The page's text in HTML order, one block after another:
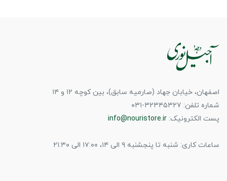
اصفهان، خیابان جهاد (صارمیه سابق)، بین کوچه ۱۲ و ۱۴
شماره تلفن: ۳۲۳۴۵۳۲۷-۰۳۱
پست الکترونیک: info@nouristore.ir
ساعات کاری: شنبه تا پنجشنبه ۹ الی ۱۴، ۱۷:۰۰ الی ۲۱:۳۰